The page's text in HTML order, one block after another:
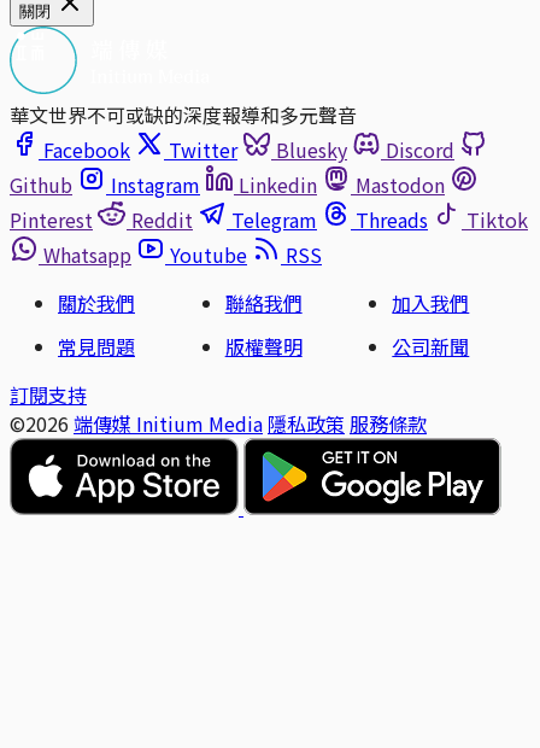
關閉
華文世界不可或缺的深度報導和多元聲音
Facebook
Twitter Bluesky
Discord
Github
Instagram Linkedin
Mastodon
Pinterest
Reddit Telegram Threads
Tiktok
Whatsapp
Youtube
RSS
關於我們
聯絡我們
加入我們
常見問題
版權聲明
公司新聞
訂閱支持
©2026 端傳媒 Initium Media 隱私政策 服務條款